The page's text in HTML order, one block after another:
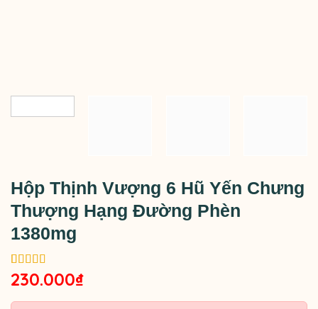
Hộp Thịnh Vượng 6 Hũ Yến Chưng
Thượng Hạng Đường Phèn
1380mg
5.00trên 5
dựa trên
1
đánh giá
230.000₫